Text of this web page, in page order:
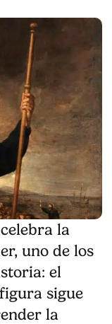
la
uno de los
el
sigue
la